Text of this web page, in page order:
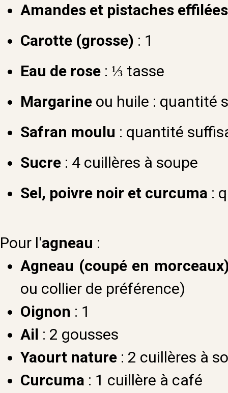
Amandes et pistaches effilées
Carotte (grosse) : 1
Eau de rose : ⅓ tasse
Margarine ou huile : quantité
Safran moulu : quantité
Sucre : 4 cuillères à soupe
Sel, poivre noir et curcuma :
Pour l'agneau :
Agneau (coupé en
ou collier de préférence)
Oignon : 1
Ail : 2 gousses
Yaourt nature : 2 cuillères à
Curcuma : 1 cuillère à café